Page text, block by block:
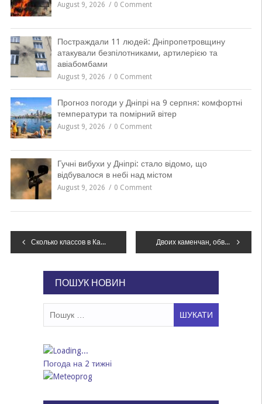
August 9, 2026 0 Comment
Постраждали 11 людей: Дніпропетровщину
атакували безпілотниками, артилерією та
авіабомбами
August 9, 2026 0 Comment
Прогноз погоди у Дніпрі на 9 серпня: комфортні
температури та помірний вітер
August 9, 2026 0 Comment
Гучні вибухи у Дніпрі: стало відомо, що
відбувалося в небі над містом
August 9, 2026 0 Comment
Навігація
Сколько классов в Каменском закрыли на карантин Двоих каменчан, обвиняемых в разбоях, взяли под стражу
ПОШУК НОВИН
Погода на 2 тижні